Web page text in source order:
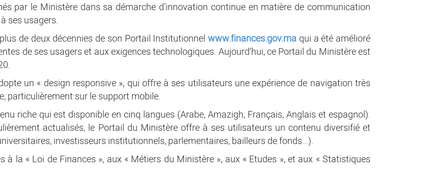
par le Ministère dans sa démarche d’innovation continue en matière de communication
ses usagers.
de deux décennies de son Portail Institutionnel www.finances.gov.ma qui a été amélioré
de ses usagers et aux exigences technologiques. Aujourd’hui, ce Portail du Ministère est
un « design responsive », qui offre à ses utilisateurs une expérience de navigation très
particulièrement sur le support mobile.
riche qui est disponible en cinq langues (Arabe, Amazigh, Français, Anglais et espagnol).
actualisés, le Portail du Ministère offre à ses utilisateurs un contenu diversifié et
investisseurs institutionnels, parlementaires, bailleurs de fonds…).
la « Loi de Finances », aux « Métiers du Ministère », aux « Etudes », et aux « Statistiques